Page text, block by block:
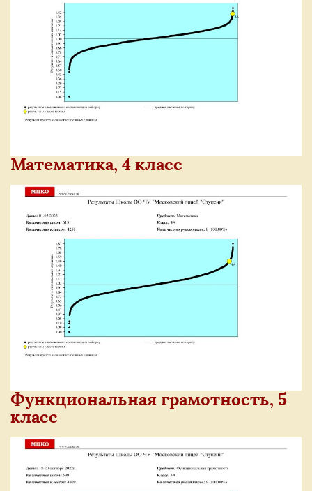
Математика, 4 класс
Функциональная грамотность, 5
класс